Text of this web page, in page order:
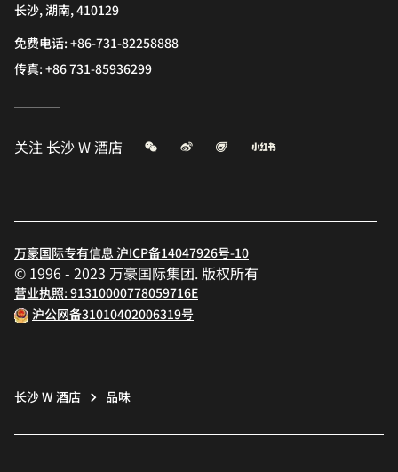
长沙, 湖南, 410129
免费电话:+86-731-82258888
传真:+86 731-85936299
关注长沙 W 酒店 微信 微博 飞猪 小红书
万豪国际专有信息 沪ICP备14047926号-10
© 1996 - 2023 万豪国际集团. 版权所有
营业执照: 91310000778059716E
沪公网备31010402006319号
长沙 W 酒店 品味